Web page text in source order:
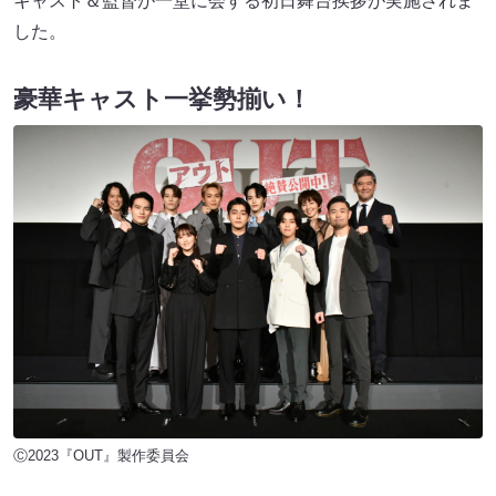
した。
豪華キャスト一挙勢揃い！
Ⓒ2023『OUT』製作委員会